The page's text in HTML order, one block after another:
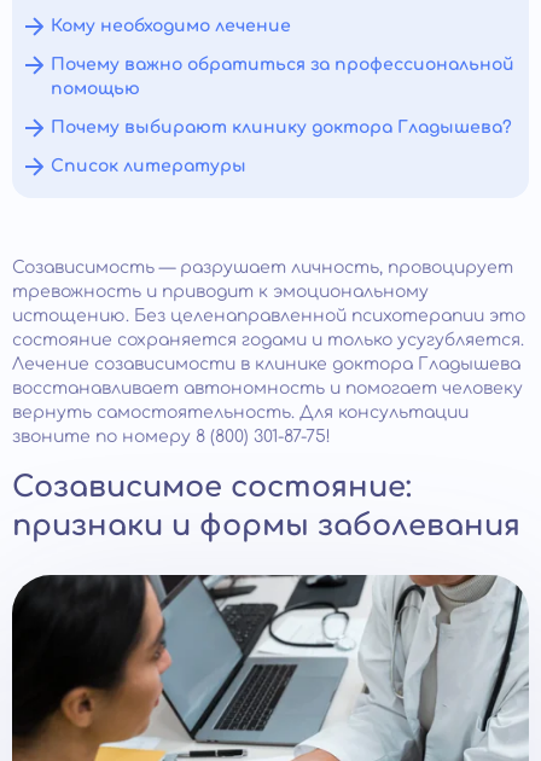
Кому необходимо лечение
Почему важно обратиться за профессиональной
помощью
Почему выбирают клинику доктора Гладышева?
Список литературы
Созависимость — разрушает личность, провоцирует
тревожность и приводит к эмоциональному
истощению. Без целенаправленной психотерапии это
состояние сохраняется годами и только усугубляется.
Лечение созависимости в клинике доктора Гладышева
восстанавливает автономность и помогает человеку
вернуть самостоятельность. Для консультации
звоните по номеру 8 (800) 301-87-75!
Созависимое состояние:
признаки и формы заболевания